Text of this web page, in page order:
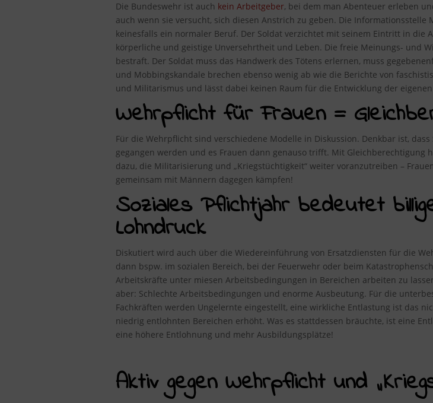
Die Bundeswehr ist auch kein Arbeitgeber, bei dem man Abenteuer erleben
auch wenn sie versucht, sich diesen Anstrich zu geben. Die
keinesfalls ein normaler Beruf. Der Soldat verzichtet mit seinem Eintritt in die
körperliche und geistige Unversehrtheit und Leben. Die freie Meinungs- und
bestraft. Der Soldat muss das Handwerk des Tötens erlernen, muss
und Mobbingskandale brechen ebenso wenig ab wie die Berichte von
und Militarismus und lässt dabei keinen Raum für die Entwicklung der
Wehrpflicht für Frauen =
Für die Wehrpflicht sind verschiedene Modelle in Diskussion. Denkbar ist,
gegangen werden und es Frauen dann genauso trifft. Mit
dazu, die Militarisierung und „Kriegstüchtigkeit“ weiter voranzutreiben –
gemeinsam mit Männern dagegen kämpfen!
Soziales Pflichtjahr bedeutet
Lohndruck
Diskutiert wird auch über die Wiedereinführung von Ersatzdiensten für die
dann bspw. im sozialen Bereich, bei der Feuerwehr oder beim
Arbeitskräfte unter miesen Arbeitsbedingungen in Bereichen arbeiten zu
aber: Schlechte Arbeitsbedingungen und enorme Ausbeutung. Für die
Fachkräften werden Ungelernte eingestellt, eine wirkliche Entlastung ist das
niedrig entlohnten Bereichen erhöht. Was es stattdessen bräuchte, ist eine
eine höhere Entlohnung und mehr Ausbildungsplätze!
Aktiv gegen Wehrpflicht und